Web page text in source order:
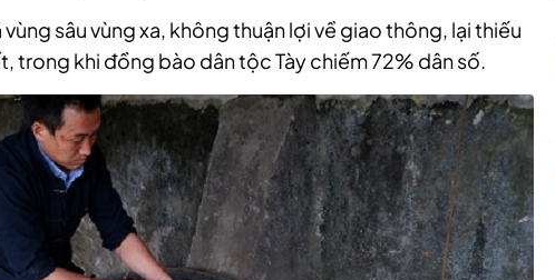
vùng sâu vùng xa, không thuận lợi về giao thông, lại thiếu
trong khi đồng bào dân tộc Tày chiếm 72% dân số.